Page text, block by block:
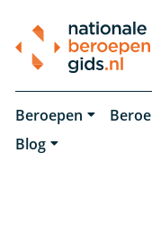
Beroepen
Blog